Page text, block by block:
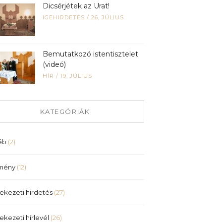
Dicsérjétek az Urat!
IGEHIRDETÉS / 26, JÚLIUS
Bemutatkozó istentisztelet
(videó)
HÍR / 19, JÚLIUS
KATEGÓRIÁK
(2)
(12)
hirdetés (27)
hírlevél (26)